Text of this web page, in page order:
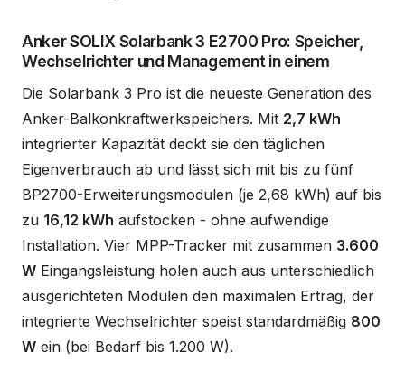
Anker SOLIX Solarbank 3 E2700 Pro: Speicher,
Wechselrichter und Management in einem
Die Solarbank 3 Pro ist die neueste Generation des
Anker-Balkonkraftwerkspeichers. Mit 2,7 kWh
integrierter Kapazität deckt sie den täglichen
Eigenverbrauch ab und lässt sich mit bis zu fünf
BP2700-Erweiterungsmodulen (je 2,68 kWh) auf bis
zu 16,12 kWh aufstocken - ohne aufwendige
Installation. Vier MPP-Tracker mit zusammen 3.600
W Eingangsleistung holen auch aus unterschiedlich
ausgerichteten Modulen den maximalen Ertrag, der
integrierte Wechselrichter speist standardmäßig 800
W ein (bei Bedarf bis 1.200 W).